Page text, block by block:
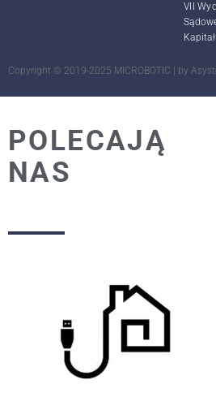
VII
Copyright © 2019-2025 MICROBOTIC | by
POLECAJĄ
NAS